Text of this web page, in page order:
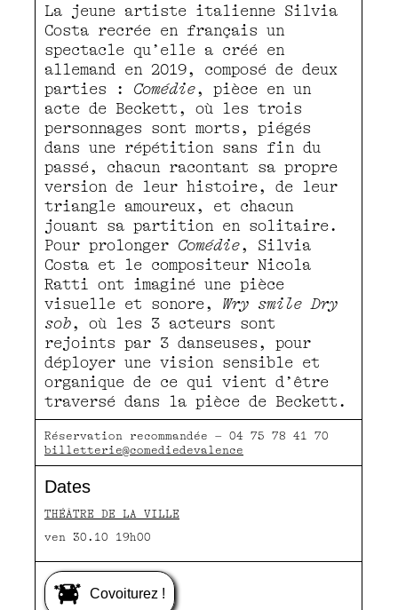
La jeune artiste italienne Silvia
Costa recrée en français un
spectacle qu’elle a créé en
allemand en 2019, composé de deux
parties : Comédie, pièce en un
acte de Beckett, où les trois
personnages sont morts, piégés
dans une répétition sans fin du
passé, chacun racontant sa propre
version de leur histoire, de leur
triangle amoureux, et chacun
jouant sa partition en solitaire.
Pour prolonger Comédie, Silvia
Costa et le compositeur Nicola
Ratti ont imaginé une pièce
visuelle et sonore, Wry smile Dry
sob, où les 3 acteurs sont
rejoints par 3 danseuses, pour
déployer une vision sensible et
organique de ce qui vient d’être
traversé dans la pièce de Beckett.
Réservation recommandée – 04 75 78 41 70
billetterie@comediedevalence
Dates
THÉÂTRE DE LA VILLE
ven 30.10 19h00
Covoiturez !